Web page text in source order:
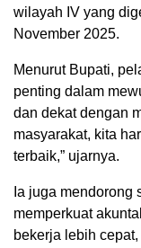
wilayah IV yang
November 2025.
Menurut Bupati,
penting dalam
dan dekat dengan
masyarakat, kita
terbaik,” ujarnya.
Ia juga mendorong
memperkuat
bekerja lebih